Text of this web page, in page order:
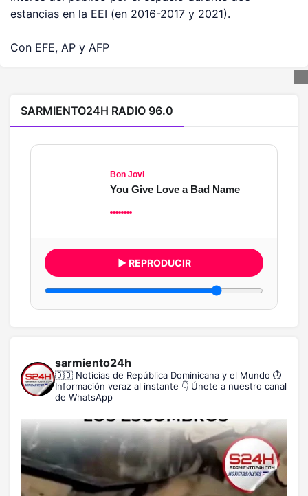
estancias en la EEI (en 2016-2017 y 2021).
Con EFE, AP y AFP
SARMIENTO24H RADIO 96.0
Bon Jovi
You Give Love a Bad Name
▶ REPRODUCIR
sarmiento24h
🇩🇴 Noticias de República Dominicana y el Mundo ⏱️
Información veraz al instante 👇 Únete a nuestro canal
de WhatsApp